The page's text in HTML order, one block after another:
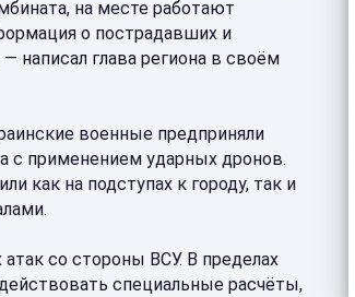
на месте работают
о пострадавших и
написал глава региона в своём
военные предприняли
с применением ударных дронов.
как на подступах к городу, так и
атак со стороны ВСУ. В пределах
специальные расчёты,